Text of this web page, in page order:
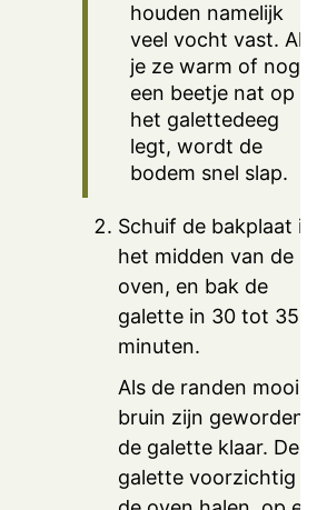
houden namelijk
veel vocht vast. Als
je ze warm of nog
een beetje nat op
het galettedeeg
legt, wordt de
bodem snel slap.
Schuif de bakplaat in
het midden van de
oven, en bak de
galette in 30 tot 35
minuten.
Als de randen mooi
bruin zijn geworden,
de galette klaar. De
galette voorzichtig